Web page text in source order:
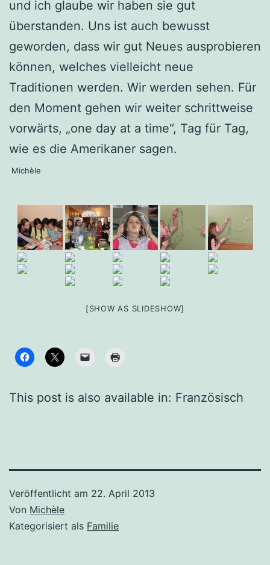
und ich glaube wir haben sie gut
überstanden. Uns ist auch bewusst
geworden, dass wir gut Neues ausprobieren
können, welches vielleicht neue
Traditionen werden. Wir werden sehen. Für
den Moment gehen wir weiter schrittweise
vorwärts, „one day at a time“, Tag für Tag,
wie es die Amerikaner sagen.
Michèle
[SHOW AS SLIDESHOW]
This post is also available in: Französisch
Veröffentlicht am 22. April 2013
Von Michèle
Kategorisiert als Familie